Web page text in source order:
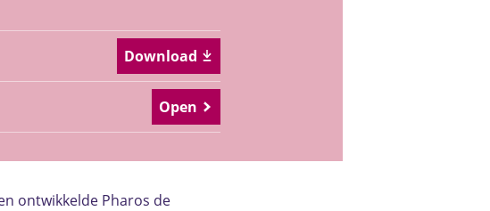
Download
Open
ontwikkelde Pharos de